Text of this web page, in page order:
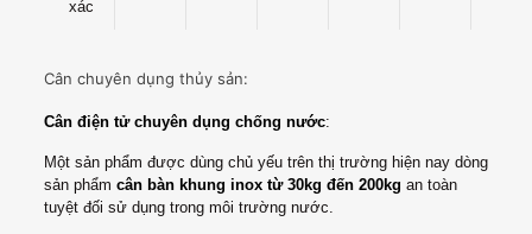
xác
Cân chuyên dụng thủy sản:
Cân điện tử chuyên dụng chống nước:
Một sản phẩm được dùng chủ yếu trên thị trường hiện nay dòng
sản phẩm cân bàn khung inox từ 30kg đến 200kg an toàn
tuyệt đối sử dụng trong môi trường nước.